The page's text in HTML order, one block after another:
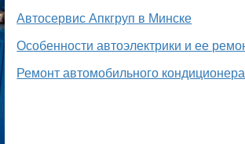
Автосервис Апкгруп в Минске
Особенности автоэлектрики и ее
Ремонт автомобильного кондиционера